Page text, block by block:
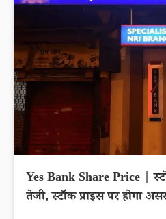
Yes Bank Share Price |
तेजी, स्टॉक प्राइस पर होगा